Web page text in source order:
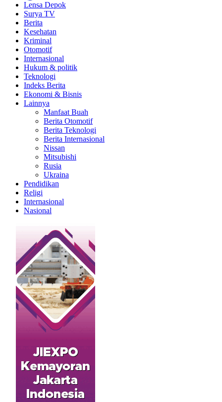
Lensa Depok
Surya TV
Berita
Kesehatan
Kriminal
Otomotif
Internasional
Hukum & politik
Teknologi
Indeks Berita
Ekonomi & Bisnis
Lainnya
Manfaat Buah
Berita Otomotif
Berita Teknologi
Berita Internasional
Nissan
Mitsubishi
Rusia
Ukraina
Pendidikan
Religi
Internasional
Nasional